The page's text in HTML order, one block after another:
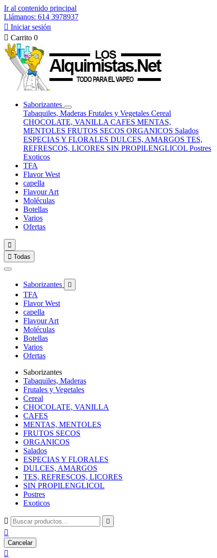
Ir al contenido principal
Llámanos: 614 3978937
 Iniciar sesión
 Carrito 0
Saborizantes
Tabaquiles, Maderas Frutales y Vegetales Cereal
CHOCOLATE, VANILLA CAFES MENTAS,
MENTOLES FRUTOS SECOS ORGANICOS Salados
ESPECIAS Y FLORALES DULCES, AMARGOS TES,
REFRESCOS, LICORES SIN PROPILENGLICOL Postres
Exoticos
TFA
Flavor West
capella
Flavour Art
Moléculas
Botellas
Varios
Ofertas

 Todas
Saborizantes 
TFA
Flavor West
capella
Flavour Art
Moléculas
Botellas
Varios
Ofertas
Saborizantes
Tabaquiles, Maderas
Frutales y Vegetales
Cereal
CHOCOLATE, VANILLA
CAFES
MENTAS, MENTOLES
FRUTOS SECOS
ORGANICOS
Salados
ESPECIAS Y FLORALES
DULCES, AMARGOS
TES, REFRESCOS, LICORES
SIN PROPILENGLICOL
Postres
Exoticos
 

Cancelar
